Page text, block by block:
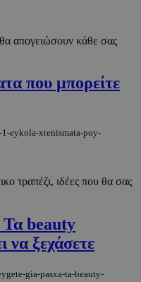
απογειώσουν κάθε σας
που μπορείτε
eykola-xtenismata-poy-
τραπέζι, ιδέες που θα σας
Τα beauty
να ξεχάσετε
gia-pasxa-ta-beauty-